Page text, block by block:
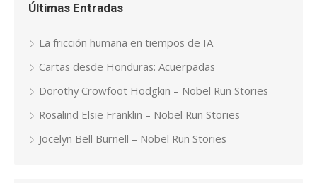
Últimas Entradas
La fricción humana en tiempos de IA
Cartas desde Honduras: Acuerpadas
Dorothy Crowfoot Hodgkin – Nobel Run Stories
Rosalind Elsie Franklin – Nobel Run Stories
Jocelyn Bell Burnell – Nobel Run Stories